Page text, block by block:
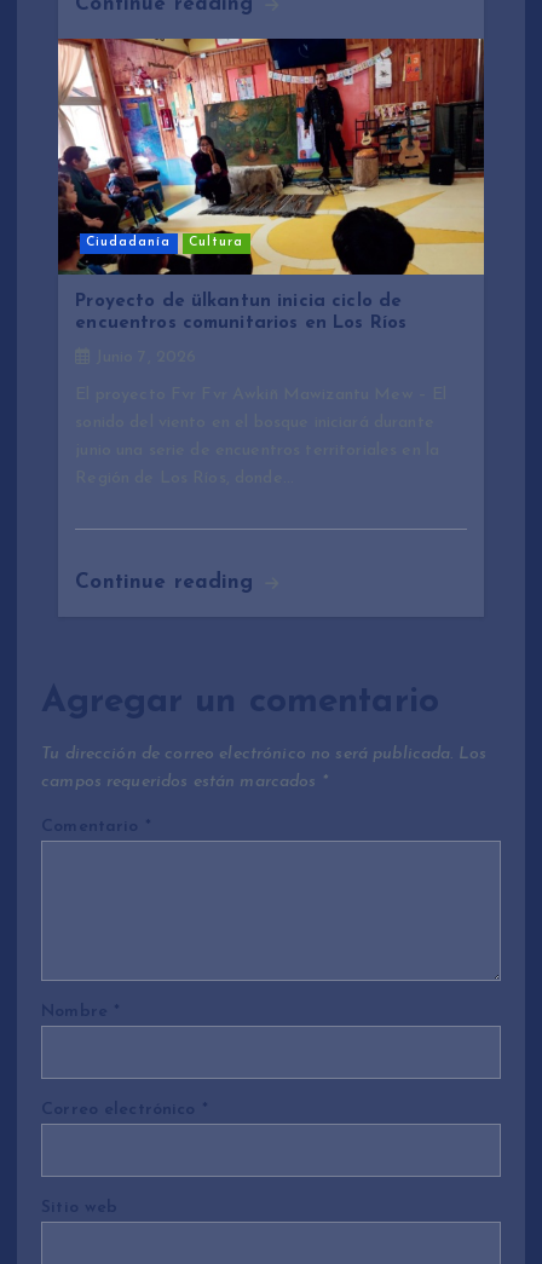
Ciudadanía Cultura
Proyecto de ülkantun inicia ciclo de
encuentros comunitarios en Los Ríos
Continue reading
Agregar un comentario
Tu dirección de correo electrónico no será publicada. Los
campos requeridos están marcados *
Comentario *
Nombre *
Correo electrónico *
Sitio web